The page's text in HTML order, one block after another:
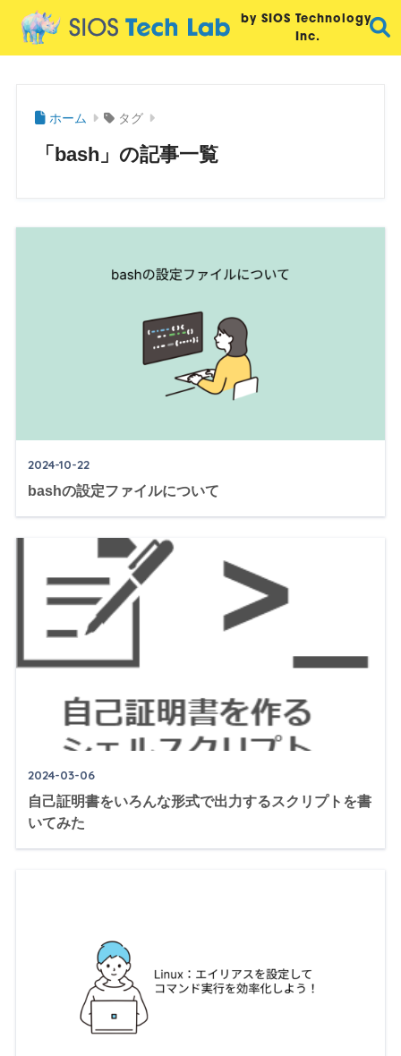
by SIOS Technology,
Inc.
ホーム タグ
「bash」の記事一覧
2024-10-22
bashの設定ファイルについて
2024-03-06
自己証明書をいろんな形式で出力するスクリプトを書
いてみた